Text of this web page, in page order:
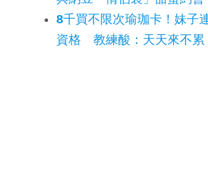
8千買不限次瑜珈卡！妹子
資格 教練酸：天天來不累